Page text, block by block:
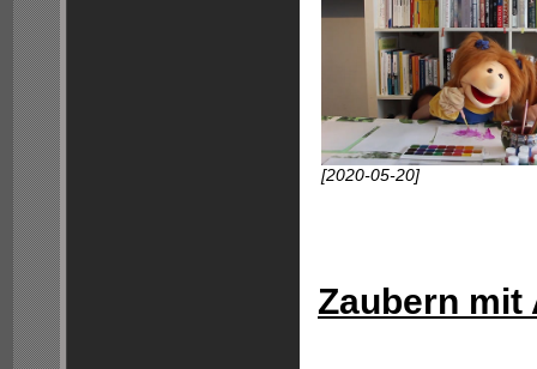
[2020-05-20]
Zaubern mit